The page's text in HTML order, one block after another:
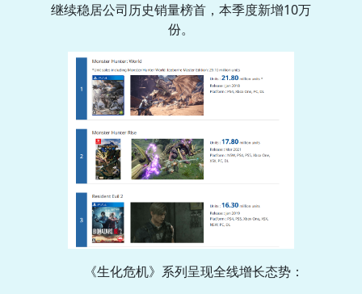
继续稳居公司历史销量榜首，本季度新增10万
份。
《生化危机》系列呈现全线增长态势：